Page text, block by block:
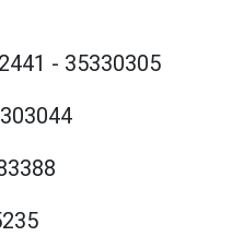
- 35330305